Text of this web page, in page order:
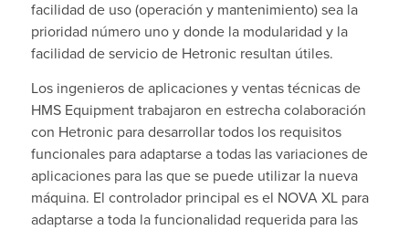
facilidad de uso (operación y mantenimiento) sea la
prioridad número uno y donde la modularidad y la
facilidad de servicio de Hetronic resultan útiles.
Los ingenieros de aplicaciones y ventas técnicas de
HMS Equipment trabajaron en estrecha colaboración
con Hetronic para desarrollar todos los requisitos
funcionales para adaptarse a todas las variaciones de
aplicaciones para las que se puede utilizar la nueva
máquina. El controlador principal es el NOVA XL para
adaptarse a toda la funcionalidad requerida para las